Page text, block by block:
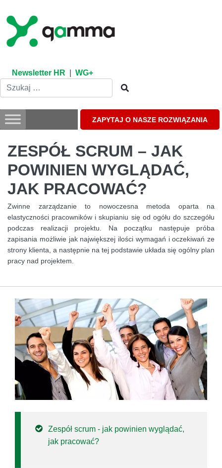
content
Newsletter HR WG+
ZAPYTAJ O NASZE ROZWIĄZANIA
ZESPÓŁ SCRUM – JAK
POWINIEN WYGLĄDAĆ,
JAK PRACOWAĆ?
Zwinne zarządzanie to nowoczesna metoda oparta na
elastyczności pracowników i skupianiu się od ogółu do szczegółu
podczas realizacji projektu. Na początku następuje próba
zapisania możliwie jak największej ilości wymagań i oczekiwań ze
strony klienta, a następnie na tej podstawie układa się ogólny plan
pracy nad projektem.
Zespół scrum - jak powinien wyglądać,
jak pracować?